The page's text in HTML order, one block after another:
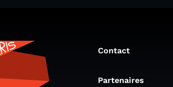
Contact
Partenaires